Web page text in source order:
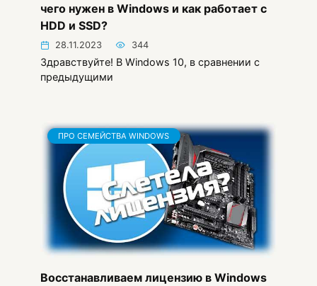
чего нужен в Windows и как работает с
HDD и SSD?
28.11.2023 344
Здравствуйте! В Windows 10, в сравнении с
предыдущими
ПРО СЕМЕЙСТВА WINDOWS
Восстанавливаем лицензию в Windows